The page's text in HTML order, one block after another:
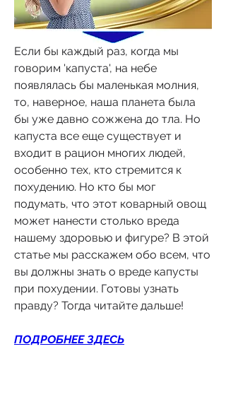
Если бы каждый раз, когда мы
говорим 'капуста', на небе
появлялась бы маленькая молния,
то, наверное, наша планета была
бы уже давно сожжена до тла. Но
капуста все еще существует и
входит в рацион многих людей,
особенно тех, кто стремится к
похудению. Но кто бы мог
подумать, что этот коварный овощ
может нанести столько вреда
нашему здоровью и фигуре? В этой
статье мы расскажем обо всем, что
вы должны знать о вреде капусты
при похудении. Готовы узнать
правду? Тогда читайте дальше!
ПОДРОБНЕЕ ЗДЕСЬ